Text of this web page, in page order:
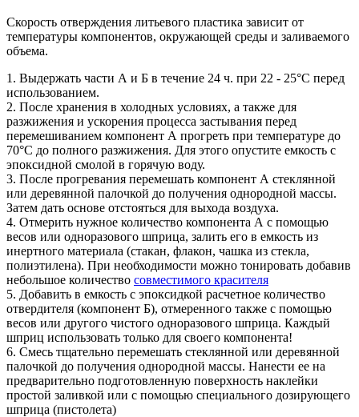
Скорость отверждения литьевого пластика зависит от
температуры компонентов, окружающей среды и заливаемого
объема.
1. Выдержать части А и Б в течение 24 ч. при 22 - 25°С перед
использованием.
2. После хранения в холодных условиях, а также для
разжижения и ускорения процесса застывания перед
перемешиванием компонент А прогреть при температуре до
70°С до полного разжижения. Для этого опустите емкость с
эпоксидной смолой в горячую воду.
3. После прогревания перемешать компонент А стеклянной
или деревянной палочкой до получения однородной массы.
Затем дать основе отстояться для выхода воздуха.
4. Отмерить нужное количество компонента А с помощью
весов или одноразового шприца, залить его в емкость из
инертного материала (стакан, флакон, чашка из стекла,
полиэтилена). При необходимости можно тонировать добавив
небольшое количество совместимого красителя
5. Добавить в емкость с эпоксидкой расчетное количество
отвердителя (компонент Б), отмеренного также с помощью
весов или другого чистого одноразового шприца. Каждый
шприц использовать только для своего компонента!
6. Смесь тщательно перемешать стеклянной или деревянной
палочкой до получения однородной массы. Нанести ее на
предварительно подготовленную поверхность наклейки
простой заливкой или с помощью специального дозирующего
шприца (пистолета)